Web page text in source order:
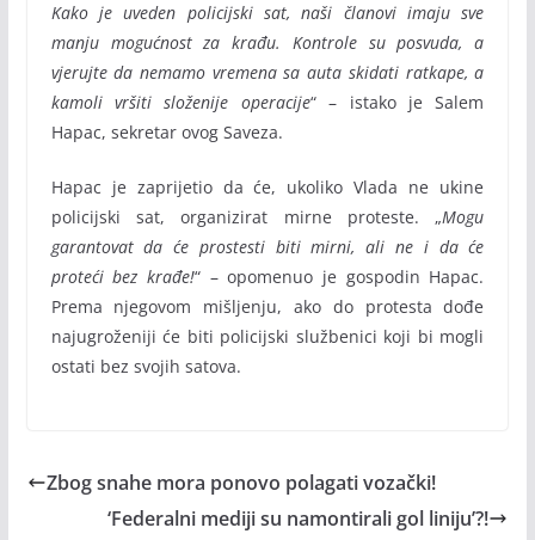
Kako je uveden policijski sat, naši članovi imaju sve
manju mogućnost za krađu. Kontrole su posvuda, a
vjerujte da nemamo vremena sa auta skidati ratkape, a
kamoli vršiti složenije operacije“ – istako je Salem
Hapac, sekretar ovog Saveza.
Hapac je zaprijetio da će, ukoliko Vlada ne ukine
policijski sat, organizirat mirne proteste. „Mogu
garantovat da će prostesti biti mirni, ali ne i da će
proteći bez krađe!“ – opomenuo je gospodin Hapac.
Prema njegovom mišljenju, ako do protesta dođe
najugroženiji će biti policijski službenici koji bi mogli
ostati bez svojih satova.
Zbog snahe mora ponovo polagati vozački!
‘Federalni mediji su namontirali gol liniju’?!